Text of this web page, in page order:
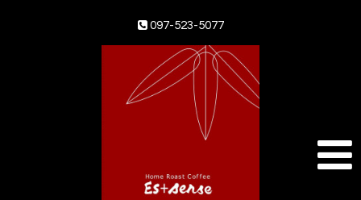
097-523-5077